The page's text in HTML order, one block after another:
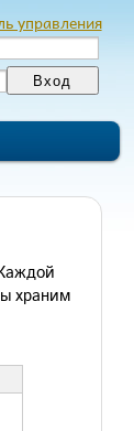
управления
храним